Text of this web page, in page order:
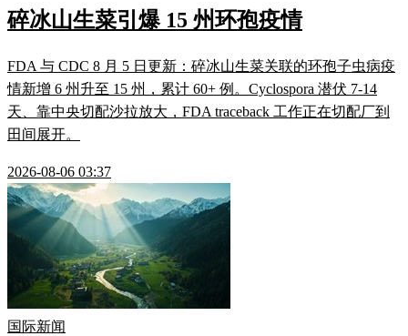
碎冰山生菜引爆 15 州环孢疫情
FDA 与 CDC 8 月 5 日更新：碎冰山生菜关联的环孢子虫病疫
情新增 6 州升至 15 州，累计 60+ 例。Cyclospora 潜伏 7-14
天、靠中央切配沙拉放大，FDA traceback 工作正在切配厂到
田间展开。
2026-08-06 03:37
国际新闻